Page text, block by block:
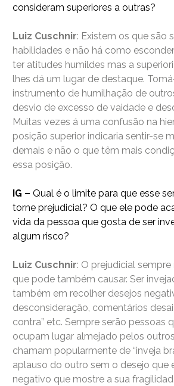
consideram superiores a outras?
Luiz Cuschnir: Existem os que são
habilidades e não há como
ter atitudes humildes mas a
lhes dá um lugar de destaque.
instrumento de humilhação de
desvio de excesso de vaidade e
Muitas vezes á uma confusão na
posição superior indicaria sentir-se
demais e não o que têm mais
essa posição.
IG – Qual é o limite para que esse
torne prejudicial? O que ele pode
vida da pessoa que gosta de ser
algum risco?
Luiz Cuschnir: O prejudicial
que pode também causar. Ser
também em recolher desejos
desconsideração, comentários
contra” etc. Sempre serão pessoas
ocupam lugar almejado pelos
chamam popularmente de “inveja
aplauso do outro sem o desejo que
negativo que mostre a sua